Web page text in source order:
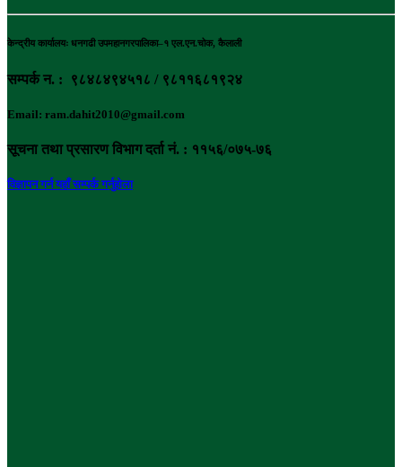
केन्द्रीय कार्यालयः धनगढी उपमहानगरपालिका–१ एल.एन.चोक, कैलाली
सम्पर्क न. : ९८४८४९४५१८ / ९८११६८१९२४
Email: ram.dahit2010@gmail.com
सूचना तथा प्रसारण विभाग दर्ता नं. : ११५६/०७५-७६
विज्ञापन गर्न यहाँ सम्पर्क गर्नुहोला